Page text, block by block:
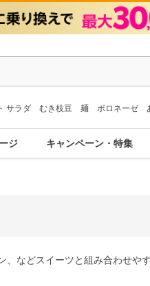
サラダ むき枝豆 麺 ボロネーゼ
ジ キャンペーン・特集
、などスイーツと組み合わせや